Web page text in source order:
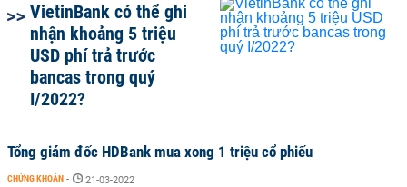
VietinBank có thể ghi
nhận khoảng 5 triệu
USD phí trả trước
bancas trong quý
I/2022?
Tổng giám đốc HDBank mua xong 1 triệu cổ phiếu
CHỨNG KHOÁN - 21-03-2022